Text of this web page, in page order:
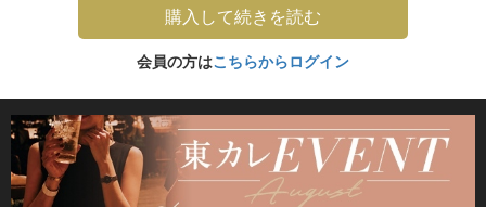
購入して続きを読む
会員の方はこちらからログイン